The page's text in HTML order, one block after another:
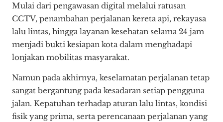
Mulai dari pengawasan digital melalui ratusan
CCTV, penambahan perjalanan kereta api, rekayasa
lalu lintas, hingga layanan kesehatan selama 24 jam
menjadi bukti kesiapan kota dalam menghadapi
lonjakan mobilitas masyarakat.
Namun pada akhirnya, keselamatan perjalanan tetap
sangat bergantung pada kesadaran setiap pengguna
jalan. Kepatuhan terhadap aturan lalu lintas, kondisi
fisik yang prima, serta perencanaan perjalanan yang